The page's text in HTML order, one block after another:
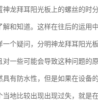
神龙拜耳阳光板上的螺丝的时
和知道。这样在往后的运用
一个疑问，分明神龙拜耳阳光
一些可能会导致这种问题的
具有防水性，但是如果在设备
当地比较出现出现过失，就是